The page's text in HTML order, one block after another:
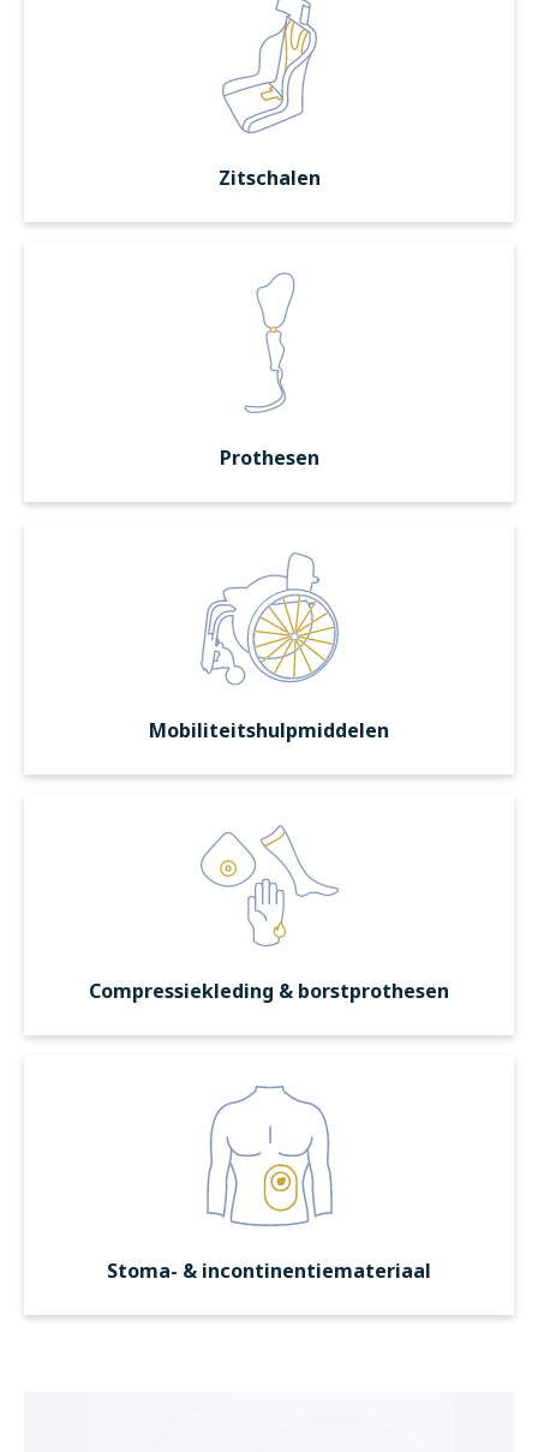
Zitschalen
Prothesen
Mobiliteitshulpmiddelen
Compressiekleding & borstprothesen
Stoma- & incontinentiemateriaal